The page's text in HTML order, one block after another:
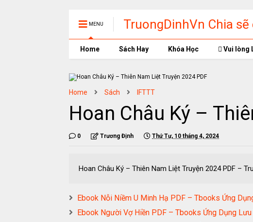
MENU
TruongDinhVn Chia
phần mềm học tập
Home Sách Hay Khóa Học Vui lòng
Home Sách IFTTT
Hoan Châu Ký –
0 Trương Định Thứ Tư, 10 tháng 4, 2024
Hoan Châu Ký – Thiên Nam Liệt Truyện 2024
Ebook Nỗi Niềm U Minh Hạ PDF – Tbooks Ứng
Ebook Người Vợ Hiền PDF – Tbooks Ứng Dụng